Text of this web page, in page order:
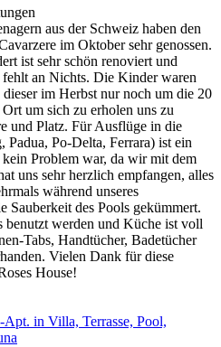
aus der Schweiz haben den
im Oktober sehr genossen.
ist sehr schön renoviert und
an Nichts. Die Kinder waren
im Herbst nur noch um die 20
um sich zu erholen uns zu
und Platz. Für Ausflüge in die
Po-Delta, Ferrara) ist ein
Problem war, da wir mit dem
uns sehr herzlich empfangen, alles
während unseres
Sauberkeit des Pools gekümmert.
benutzt werden und Küche ist voll
Tabs, Handtücher, Badetücher
Vielen Dank für diese
House!
in Villa, Terrasse, Pool,